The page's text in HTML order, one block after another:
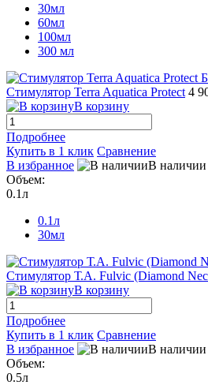
30мл
60мл
100мл
300 мл
Стимулятор Terra Aquatica Protect 4
В корзину
Подробнее
Купить в 1 клик Сравнение
В избранное
В наличии
Объем:
0.1л
0.1л
30мл
Стимулятор Т.А. Fulvic (Diamond
В корзину
Подробнее
Купить в 1 клик Сравнение
В избранное
В наличии
Объем:
0.5л